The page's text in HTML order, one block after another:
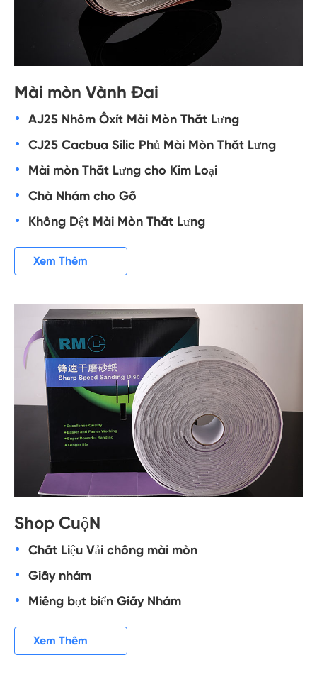
Mài mòn Vành Đai
AJ25 Nhôm Ôxít Mài Mòn Thắt Lưng
CJ25 Cacbua Silic Phủ Mài Mòn Thắt Lưng
Mài mòn Thắt Lưng cho Kim Loại
Chà Nhám cho Gỗ
Không Dệt Mài Mòn Thắt Lưng
Xem Thêm
Shop CuộN
Chất Liệu Vải chống mài mòn
Giấy nhám
Miếng bọt biển Giấy Nhám
Xem Thêm